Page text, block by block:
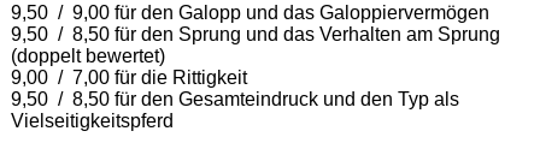
9,50 / 9,00 für den Galopp und das Galoppiervermögen
9,50 / 8,50 für den Sprung und das Verhalten am Sprung
(doppelt bewertet)
9,00 / 7,00 für die Rittigkeit
9,50 / 8,50 für den Gesamteindruck und den Typ als
Vielseitigkeitspferd